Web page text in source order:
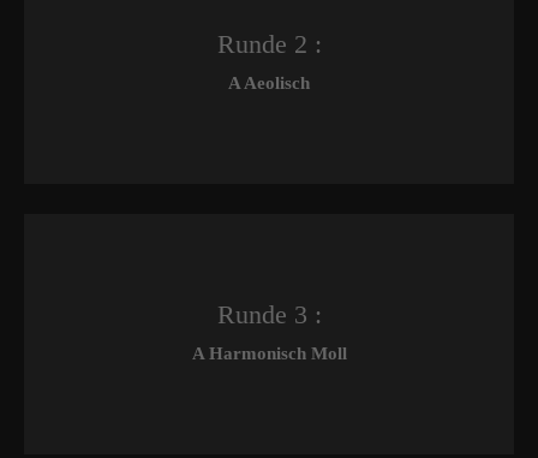
Runde 2 :
A Aeolisch
Runde 3 :
A Harmonisch Moll